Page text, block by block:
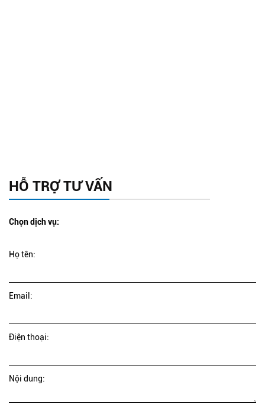
HỖ TRỢ TƯ VẤN
Chọn dịch vụ:
Họ tên:
Email:
Điện thoại:
Nội dung: